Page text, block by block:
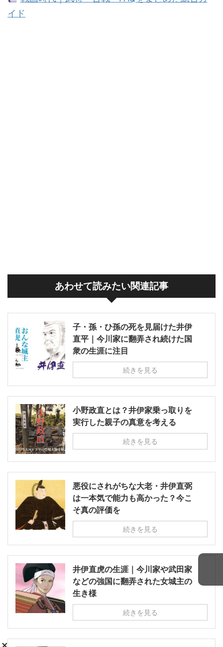
イド
あわせて読みたい関連記事
子・孫・ひ孫の死を見届けた井伊
直平｜今川家に翻弄され続けた国
衆の生涯に注目
続きを見る
小野政直とは？井伊家乗っ取りを
実行した親子の真意を考える
続きを見る
悪役にされがちな大老・井伊直弼
は一本気で能力も高かった？今こ
そ真の評価を
続きを見る
井伊直虎の生涯｜今川家や武田家
などの強国に翻弄された女城主の
生き様
続きを見る